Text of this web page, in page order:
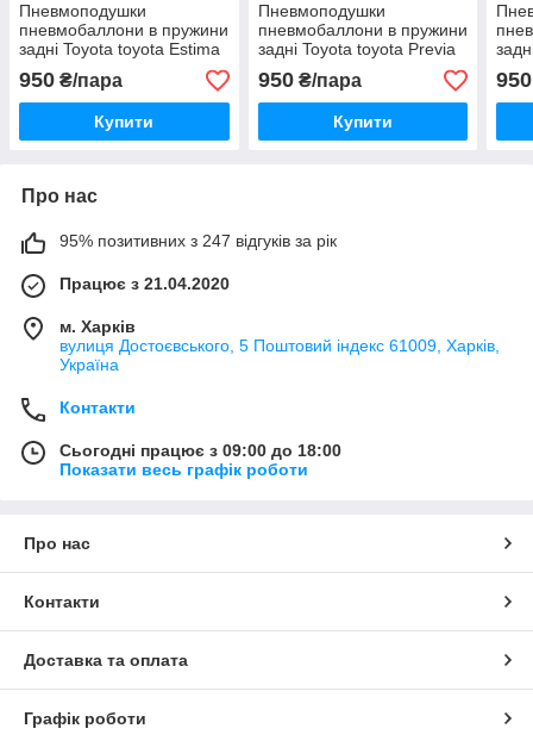
Пневмоподушки
пневмобаллони в пружини
задні Toyota toyota Estima
эстима
950 ₴/пара
Купити
Пневмоподушки
пневмобаллони в пружини
задні Toyota toyota Previa
превия превіа
950₴/пара
Купити
яріс
950
Про нас
95% позитивних з 247 відгуків за рік
Працює з 21.04.2020
м. Харків
вулиця Достоєвського, 5 Поштовий індекс 61009, Харків,
Україна
Контакти
Сьогодні працює з 09:00 до 18:00
Показати весь графік роботи
Про нас
Контакти
Доставка та оплата
Графік роботи